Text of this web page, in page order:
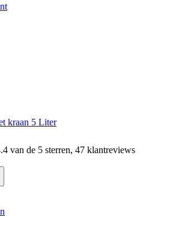
kraan 5 Liter
van de 5 sterren, 47 klantreviews